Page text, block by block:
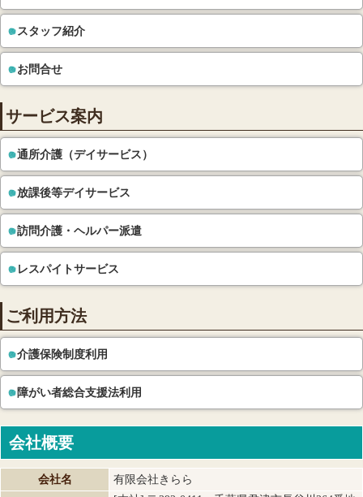
スタッフ紹介
お問合せ
サービス案内
通所介護（デイサービス）
放課後等デイサービス
訪問介護・ヘルパー派遣
レスパイトサービス
ご利用方法
介護保険制度利用
障がい者総合支援法利用
会社概要
会社名
有限会社きらら